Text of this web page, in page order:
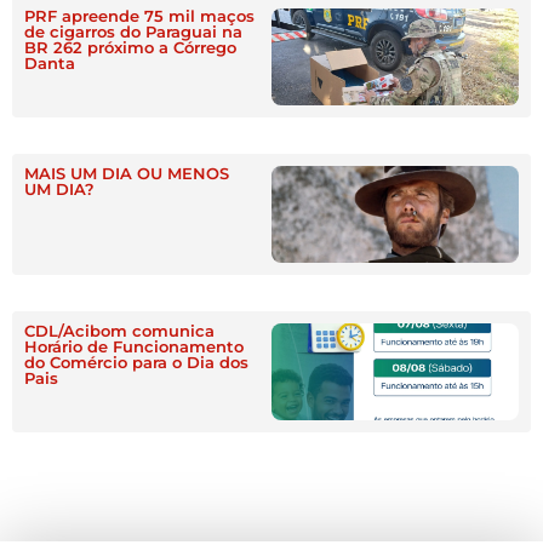
PRF apreende 75 mil maços
de cigarros do Paraguai na
BR 262 próximo a Córrego
Danta
MAIS UM DIA OU MENOS
UM DIA?
CDL/Acibom comunica
Horário de Funcionamento
do Comércio para o Dia dos
Pais